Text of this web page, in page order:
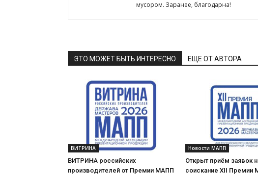
мусором. Заранее, благодарна!
ЭТО МОЖЕТ БЫТЬ ИНТЕРЕСНО ЕЩЕ ОТ АВТОРА
ВИТРИНА
ВИТРИНА российских
производителей от Премии МАПП
Новости МАПП
Открыт приём заявок
соискание XII Премии